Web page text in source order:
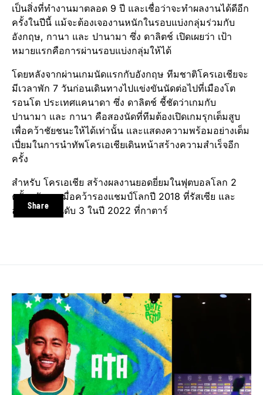
Share
เป็นสิ่งที่ทำงานมาตลอด 9 ปี และเชื่อว่าจะทำผลงานได้ดีอีก
ครั้งในปีนี้ แม้จะต้องเจองานหนักในรอบแบ่งกลุ่มร่วมกับ
อังกฤษ, กานา และ ปานามา ซึ่ง ดาลิตช์ เปิดเผยว่า เป้า
หมายแรกคือการผ่านรอบแบ่งกลุ่มให้ได้
โดยหลังจากผ่านเกมนัดแรกกับอังกฤษ ทีมชาติโครเอเชียจะ
มีเวลาพัก 7 วันก่อนเดินทางไปแข่งขันนัดต่อไปที่เมืองโต
รอนโต ประเทศแคนาดา ซึ่ง ดาลิตช์ ชี้ชัดว่าเกมกับ
ปานามา และ กานา คือสองนัดที่ทีมต้องเปิดเกมรุกเต็มสูบ
เพื่อคว้าชัยชนะให้ได้เท่านั้น และแสดงความพร้อมอย่างเต็ม
เปี่ยมในการนำทัพโครเอเชียเดินหน้าสร้างความสำเร็จอีก
ครั้ง
สำหรับ โครเอเชีย สร้างผลงานยอดยี่ยมในฟุตบอลโลก 2
ครั้งหลังสุด เมื่อคว้ารองแชมป์โลกปี 2018 ที่รัสเซีย และ
ล่าสุดคว้าอันดับ 3 ในปี 2022 ที่กาตาร์